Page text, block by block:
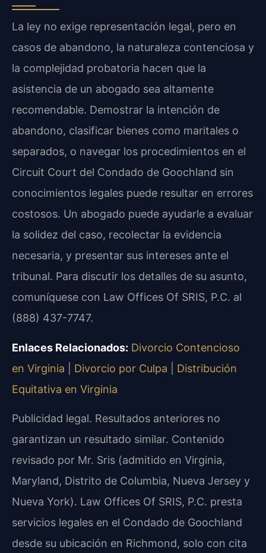
La ley no exige representación legal, pero en
casos de abandono, la naturaleza contenciosa y
la complejidad probatoria hacen que la
asistencia de un abogado sea altamente
recomendable. Demostrar la intención de
abandono, clasificar bienes como maritales o
separados, o navegar los procedimientos en el
Circuit Court del Condado de Goochland sin
conocimientos legales puede resultar en errores
costosos. Un abogado puede ayudarle a evaluar
la solidez del caso, recolectar la evidencia
necesaria, y presentar sus intereses ante el
tribunal. Para discutir los detalles de su asunto,
comuníquese con Law Offices Of SRIS, P.C. al
(888) 437-7747.
Enlaces Relacionados: Divorcio Contencioso
en Virginia
Divorcio por Culpa
Distribución
Equitativa en Virginia
Publicidad legal. Resultados anteriores no
garantizan un resultado similar. Contenido
revisado por Mr. Sris (admitido en Virginia,
Maryland, Distrito de Columbia, Nueva Jersey y
Nueva York). Law Offices Of SRIS, P.C. presta
servicios legales en el Condado de Goochland
desde su ubicación en Richmond, solo con cita